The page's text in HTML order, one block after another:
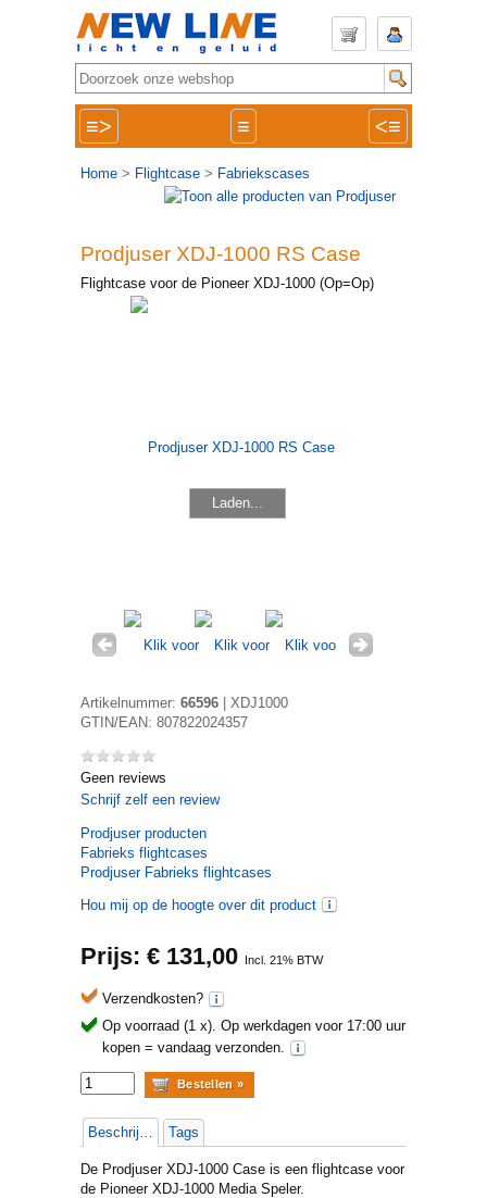
≡> ≡ <≡
Home > Flightcase > Fabriekscases
Prodjuser XDJ-1000 RS Case
Flightcase voor de Pioneer XDJ-1000 (Op=Op)
Laden...
Artikelnummer: 66596
XDJ1000
GTIN/EAN: 807822024357
Geen reviews
Schrijf zelf een review
Prodjuserproducten
Fabrieks flightcases
Prodjuser Fabrieks flightcases
Hou mij op de hoogte over dit product
Prijs: € 131,00 Incl. 21% BTW
Verzendkosten?
Op voorraad (1 x). Op werkdagen voor 17:00 uur
kopen = vandaag verzonden.
Beschrijving Tags
De Prodjuser XDJ-1000 Case is een flightcase voor
de Pioneer XDJ-1000 Media Speler.